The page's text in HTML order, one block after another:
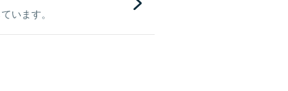
います。